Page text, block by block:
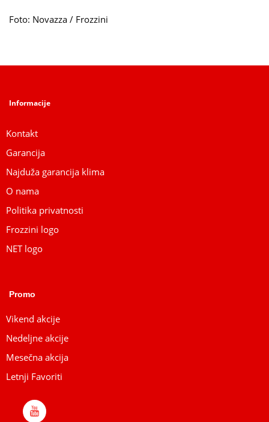
Foto: Novazza / Frozzini
Informacije
Kontakt
Garancija
Najduža garancija klima
O nama
Politika privatnosti
Frozzini logo
NET logo
Promo
Vikend akcije
Nedeljne akcije
Mesečna akcija
Letnji Favoriti